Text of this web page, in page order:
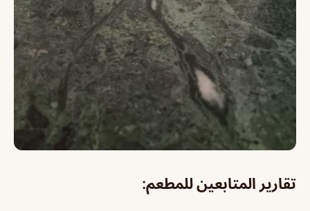
تقارير المتابعين للمطعم: